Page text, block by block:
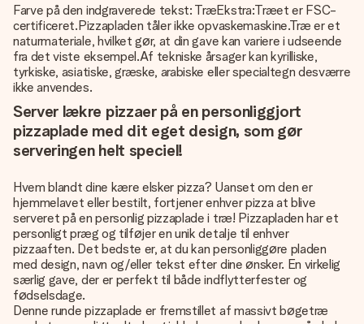
Farve på den indgraverede tekst: TræEkstra:Træet er FSC-
certificeret.Pizzapladen tåler ikke opvaskemaskine.Træ er et
naturmateriale, hvilket gør, at din gave kan variere i udseende
fra det viste eksempel.Af tekniske årsager kan kyrilliske,
tyrkiske, asiatiske, græske, arabiske eller specialtegn desværre
ikke anvendes.
Server lækre pizzaer på en personliggjort
pizzaplade med dit eget design, som gør
serveringen helt speciel!
Hvem blandt dine kære elsker pizza? Uanset om den er
hjemmelavet eller bestilt, fortjener enhver pizza at blive
serveret på en personlig pizzaplade i træ! Pizzapladen har et
personligt præg og tilføjer en unik detalje til enhver
pizzaaften. Det bedste er, at du kan personliggøre pladen
med design, navn og/eller tekst efter dine ønsker. En virkelig
særlig gave, der er perfekt til både indflytterfester og
fødselsdage.
Denne runde pizzaplade er fremstillet af massivt bøgetræ